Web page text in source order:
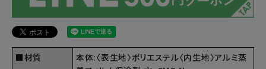
■材質
本体:〈表生地〉ポリエステル〈内生地〉アルミ蒸